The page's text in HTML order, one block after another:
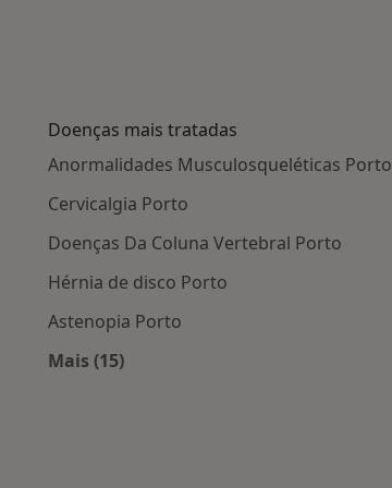
Doenças mais tratadas
Anormalidades Musculosqueléticas Porto
Cervicalgia Porto
Doenças Da Coluna Vertebral Porto
Hérnia de disco Porto
Astenopia Porto
Mais (15)